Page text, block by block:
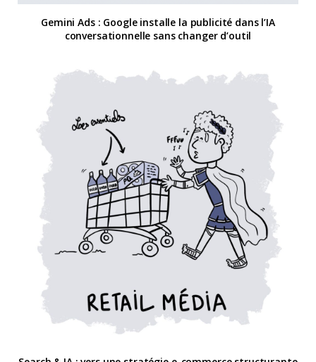
Gemini Ads : Google installe la publicité dans l’IA
conversationnelle sans changer d’outil